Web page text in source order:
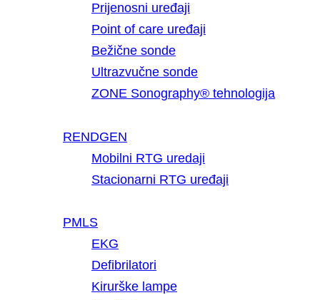
Prijenosni uređaji
Point of care uređaji
Bežične sonde
Ultrazvučne sonde
ZONE Sonography® tehnologija
RENDGEN
Mobilni RTG uredaji
Stacionarni RTG uređaji
PMLS
EKG
Defibrilatori
Kirurške lampe